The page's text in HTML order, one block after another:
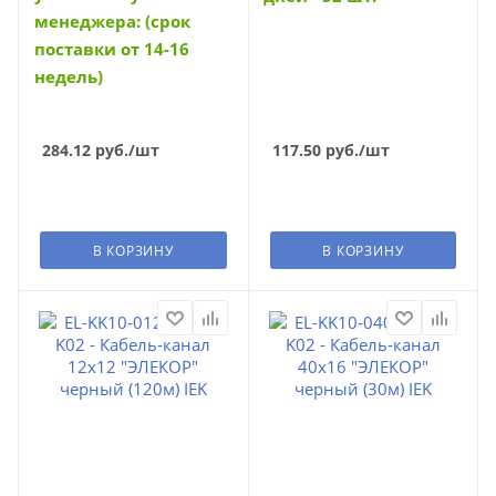
менеджера: (срок
поставки от 14-16
недель)
284.12 руб./шт
В КОРЗИНУ
117.50руб./шт
В КОРЗИНУ